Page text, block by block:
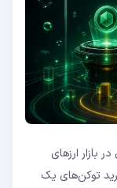
سرمایه‌گذاری
عرضه اولیه
بازار ارزهای
توکن‌های یک